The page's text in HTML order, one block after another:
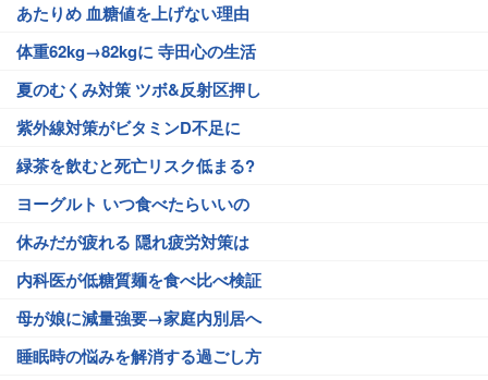
あたりめ 血糖値を上げない理由
体重62kg→82kgに 寺田心の生活
夏のむくみ対策 ツボ&反射区押し
紫外線対策がビタミンD不足に
緑茶を飲むと死亡リスク低まる?
ヨーグルト いつ食べたらいいの
休みだが疲れる 隠れ疲労対策は
内科医が低糖質麺を食べ比べ検証
母が娘に減量強要→家庭内別居へ
睡眠時の悩みを解消する過ごし方